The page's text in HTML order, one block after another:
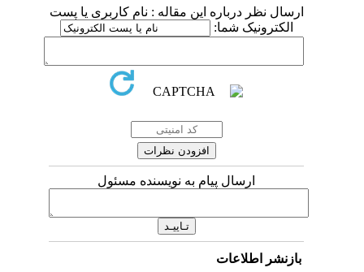
ارسال نظر درباره این مقاله : نام کاربری یا پست
الکترونیک شما:
ارسال پیام به نویسنده مسئول
بازنشر اطلاعات